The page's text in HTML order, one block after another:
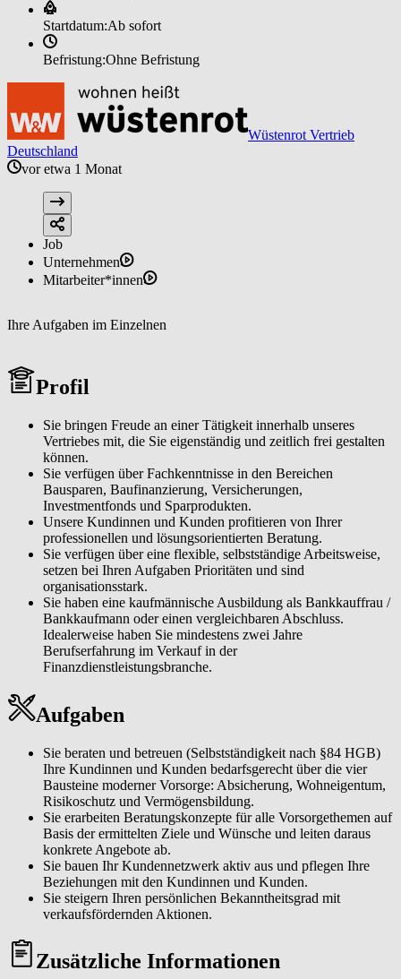
Startdatum:Ab sofort
Befristung:Ohne Befristung
Wüstenrot Vertrieb
Deutschland
vor etwa 1 Monat
Job
Unternehmen
Mitarbeiter*innen
Ihre Aufgaben im Einzelnen
Profil
Sie bringen Freude an einer Tätigkeit innerhalb unseres
Vertriebes mit, die Sie eigenständig und zeitlich frei gestalten
können.
Sie verfügen über Fachkenntnisse in den Bereichen
Bausparen, Baufinanzierung, Versicherungen,
Investmentfonds und Sparprodukten.
Unsere Kundinnen und Kunden profitieren von Ihrer
professionellen und lösungsorientierten Beratung.
Sie verfügen über eine flexible, selbstständige Arbeitsweise,
setzen bei Ihren Aufgaben Prioritäten und sind
organisationsstark.
Sie haben eine kaufmännische Ausbildung als Bankkauffrau /
Bankkaufmann oder einen vergleichbaren Abschluss.
Idealerweise haben Sie mindestens zwei Jahre
Berufserfahrung im Verkauf in der
Finanzdienstleistungsbranche.
Aufgaben
Sie beraten und betreuen (Selbstständigkeit nach §84 HGB)
Ihre Kundinnen und Kunden bedarfsgerecht über die vier
Bausteine moderner Vorsorge: Absicherung, Wohneigentum,
Risikoschutz und Vermögensbildung.
Sie erarbeiten Beratungskonzepte für alle Vorsorgethemen auf
Basis der ermittelten Ziele und Wünsche und leiten daraus
konkrete Angebote ab.
Sie bauen Ihr Kundennetzwerk aktiv aus und pflegen Ihre
Beziehungen mit den Kundinnen und Kunden.
Sie steigern Ihren persönlichen Bekanntheitsgrad mit
verkaufsfördernden Aktionen.
Zusätzliche Informationen